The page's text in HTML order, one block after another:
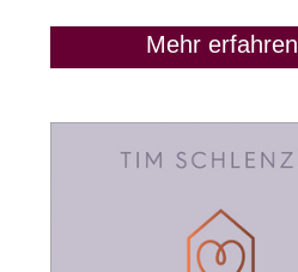
Mehr erfahren